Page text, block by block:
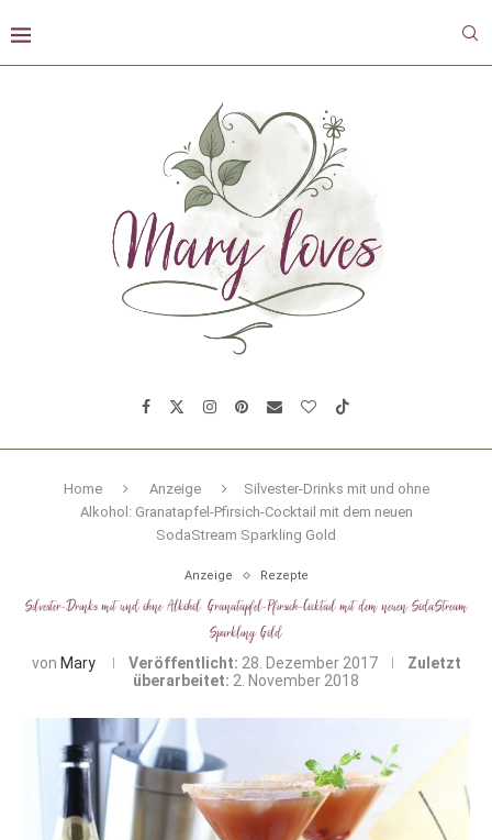
Home Anzeige
Silvester-Drinks mit und ohne
Alkohol: Granatapfel-Pfirsich-Cocktail mit dem neuen
SodaStream Sparkling Gold
Anzeige Rezepte
Silvester-Drinks mit und ohne Alkohol: Granatapfel-Pfirsich-Cocktail mit dem neuen SodaStream
Sparkling Gold
von Mary Veröffentlicht: 28. Dezember 2017
Zuletzt
überarbeitet: 2. November 2018